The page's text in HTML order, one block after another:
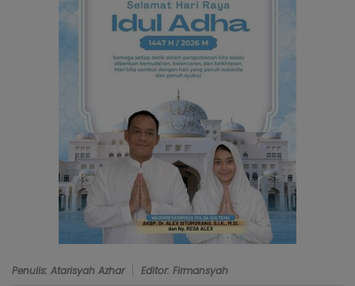
Penulis: Atarisyah Azhar Editor: Firmansyah